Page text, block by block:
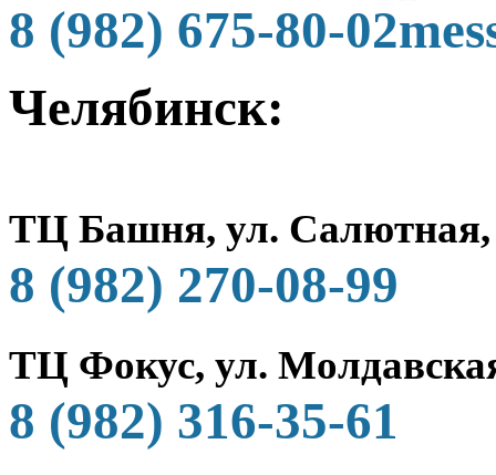
8 (982) 675-80-02
Челябинск:
ТЦ Башня, ул. Салютная,
8 (982) 270-08-99
ТЦ Фокус, ул.
8 (982) 316-35-61